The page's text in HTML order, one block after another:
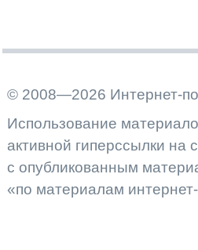
© 2008—2026 Интернет-
Использование
активной гиперссылки на
с опубликованным
«по материалам